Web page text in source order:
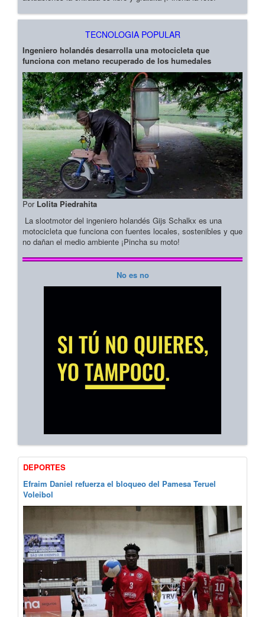
TECNOLOGIA POPULAR
Ingeniero holandés desarrolla una motocicleta que
funciona con metano recuperado de los humedales
Por Lolita Piedrahita
La slootmotor del ingeniero holandés Gijs Schalkx es una
motocicleta que funciona con fuentes locales, sostenibles y que
no dañan el medio ambiente ¡Pincha su moto!
No es no
DEPORTES
Efraim Daniel refuerza el bloqueo del Pamesa Teruel
Voleibol